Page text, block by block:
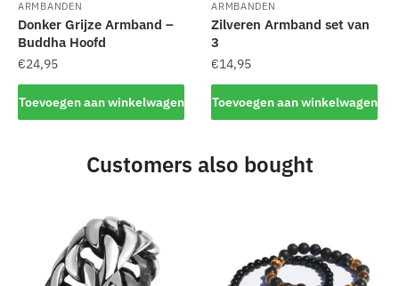
ARMBANDEN
Donker Grijze Armband –
Buddha Hoofd
€24,95
Toevoegen aan winkelwagen
ARMBANDEN
Zilveren Armband set van
3
€14,95
Toevoegen aan winkelwagen
Customers also bought